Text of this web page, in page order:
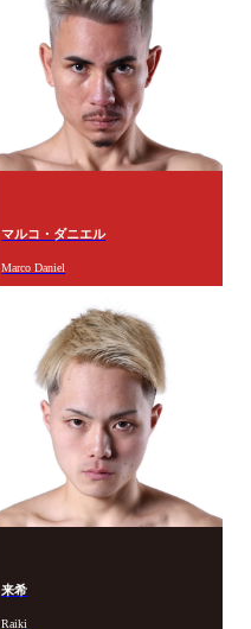
マルコ・ダニエル
Marco Daniel
来希
Raiki